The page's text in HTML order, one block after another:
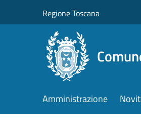
Regione Toscana
Amministrazione